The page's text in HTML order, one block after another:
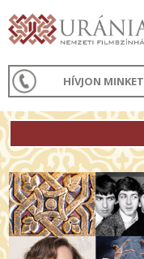
HÍVJON MINKET